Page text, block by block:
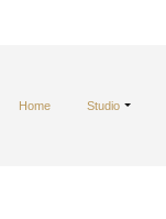
Home Studio